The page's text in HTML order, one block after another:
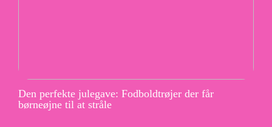
Den perfekte julegave: Fodboldtrøjer der får
børneøjne til at stråle